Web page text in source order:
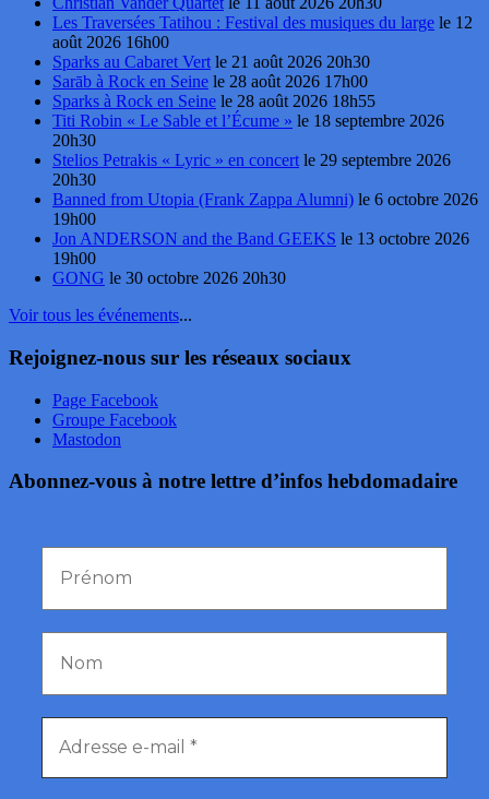
Les Traversées Tatihou : Festival des musiques du large le 12
août 2026 16h00
Sparks au Cabaret Vert le 21 août 2026 20h30
Sarāb à Rock en Seine le 28 août 2026 17h00
Sparks à Rock en Seine le 28 août 2026 18h55
Titi Robin « Le Sable et l’Écume » le 18 septembre 2026
20h30
Stelios Petrakis « Lyric » en concert le 29 septembre 2026
20h30
Banned from Utopia (Frank Zappa Alumni) le 6 octobre 2026
19h00
Jon ANDERSON and the Band GEEKS le 13 octobre 2026
19h00
GONG le 30 octobre 2026 20h30
Voir tous les événements...
Rejoignez-nous sur les réseaux sociaux
Page Facebook
Groupe Facebook
Mastodon
Abonnez-vous à notre lettre d’infos hebdomadaire